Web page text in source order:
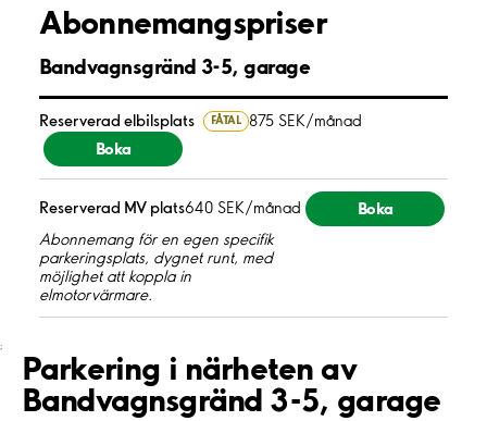
Abonnemangspriser
Bandvagnsgränd 3-5, garage
Reserverad elbilsplats FÅTAL 875 SEK/månad
Boka
Reserverad MV plats640 SEK/månad Boka
Abonnemang för en egen specifik
parkeringsplats, dygnet runt, med
möjlighet att koppla in
elmotorvärmare.
;
Parkering i närheten av
Bandvagnsgränd 3-5, garage